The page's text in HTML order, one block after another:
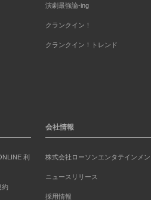
演劇最強論-ing
クランクイン！
クランクイン！トレンド
利
約
会社情報
株式会社ローソンエンタテインメン
ニュースリリース
採用情報